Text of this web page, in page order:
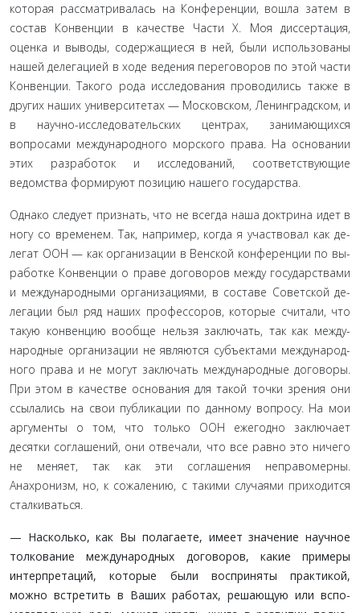
которая рассматривалась на Конференции, вошла затем в
состав Конвенции в качестве Части X. Моя диссертация,
оценка и выводы, содержащиеся в ней, были использованы
нашей делегацией в ходе ведения переговоров по этой части
Конвенции. Такого рода исследования проводились также в
других наших университетах — Московском, Ленинград­ском, и
в научно-исследовательских центрах, занимающихся
вопросами международного морского права. На основании
этих разработок и исследований, соответствующие
ведомства формируют позицию нашего государства.
Однако следует признать, что не всегда наша доктрина идет в
ногу со временем. Так, например, когда я участвовал как де­
легат ООН — как организации в Венской конференции по вы­
работке Конвенции о праве договоров между государствами
и международными организациями, в составе Советской де­
легации был ряд наших профессоров, которые считали, что
такую конвенцию вообще нельзя заключать, так как между­
народные организации не являются субъектами международ­
ного права и не могут заключать международные договоры.
При этом в качестве основания для такой точки зрения они
ссылались на свои публикации по данному вопросу. На мои
аргументы о том, что только ООН ежегодно заключает
десятки соглашений, они отвечали, что все равно это ничего
не меняет, так как эти соглашения неправомерны.
Анахронизм, но, к со­жалению, с такими случаями приходится
сталкиваться.
— Насколько, как Вы полагаете, имеет значение науч­ное
толкование международных договоров, какие приме­ры
интерпретаций, которые были восприняты практикой,
можно встретить в Ваших работах, решающую или вспо­